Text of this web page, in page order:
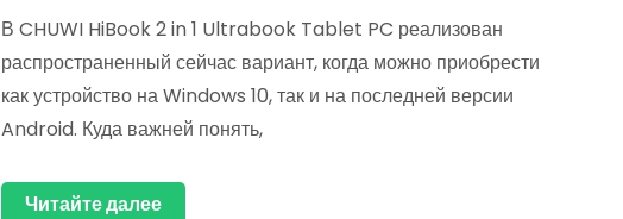
В CHUWI HiBook 2 in 1 Ultrabook Tablet PC реализован
распространенный сейчас вариант, когда можно приобрести
как устройство на Windows 10, так и на последней версии
Android. Куда важней понять,
Читайте далее